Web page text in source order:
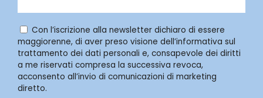
Con l’iscrizione alla newsletter dichiaro di essere
maggiorenne, di aver preso visione dell’informativa sul
trattamento dei dati personali e, consapevole dei diritti
a me riservati compresa la successiva revoca,
acconsento all’invio di comunicazioni di marketing
diretto.